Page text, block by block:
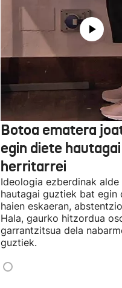
Botoa ematera
egin diete
herritarrei
Ideologia ezberdinak
hautagai guztiek bat egin
haien eskaeran,
Hala, gaurko hitzordua
garrantzitsua dela
guztiek.